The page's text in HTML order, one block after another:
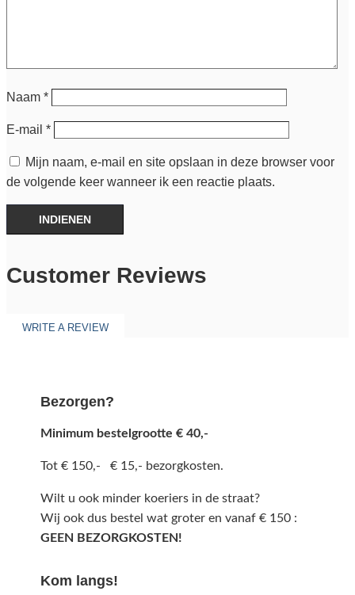
Naam *
E-mail *
Mijn naam, e-mail en site opslaan in deze browser voor
de volgende keer wanneer ik een reactie plaats.
INDIENEN
Customer Reviews
WRITE A REVIEW
Bezorgen?
Minimum bestelgrootte € 40,-
Tot € 150,- € 15,- bezorgkosten.
Wilt u ook minder koeriers in de straat?
Wij ook dus bestel wat groter en vanaf € 150 :
GEEN BEZORGKOSTEN!
Kom langs!